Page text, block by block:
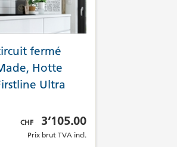
fermé
Hotte
Ultra
Prix brut TVA incl.
CHF 3’105.00
Prix brut TVA incl.